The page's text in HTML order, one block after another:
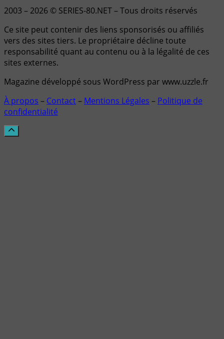
2003 – 2026 © SERIES-80.NET – Tous droits réservés
Ce site peut contenir des liens sponsorisés ou affiliés
vers des sites tiers. Le propriétaire décline toute
responsabilité quant au contenu ou à la légalité de ces
sites externes.
Magazine développé sous WordPress par www.uzzle.fr
À propos – Contact– Mentions Légales – Politique de
confidentialité